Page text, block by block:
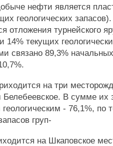
нефти является
геологических
отложения турнейского
14% текущих
связано 89,3%
на три
Белебеевское. В сумме их
- 76,1%, по
груп-
на Шкаповское